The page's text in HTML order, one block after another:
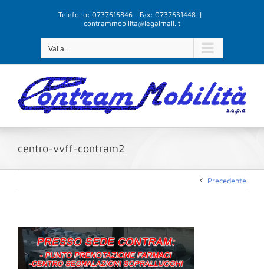
Telefono: 0737616846 - Fax: 0737631448 |
contrammobilita@legalmail.it
Vai a...
centro-vvff-contram2
Precedente